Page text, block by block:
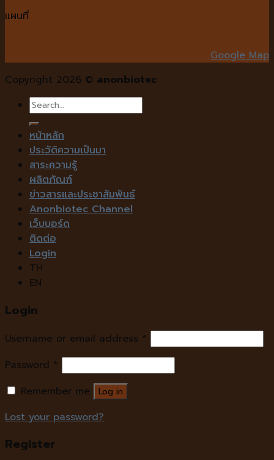
แผนที่
Google Map
Copyright 2026 © anonbiotec
Search
for:
หน้าหลัก
ประวัติความเป็นมา
สาระความรู้
ผลิตภัณฑ์
ข่าวสารและประชาสัมพันธ์
Anonbiotec Channel
เว็บบอร์ด
ติดต่อ
Login
TH
EN
Login
Username or email address *
Password *
Remember me
Log in
Lost your password?
Register